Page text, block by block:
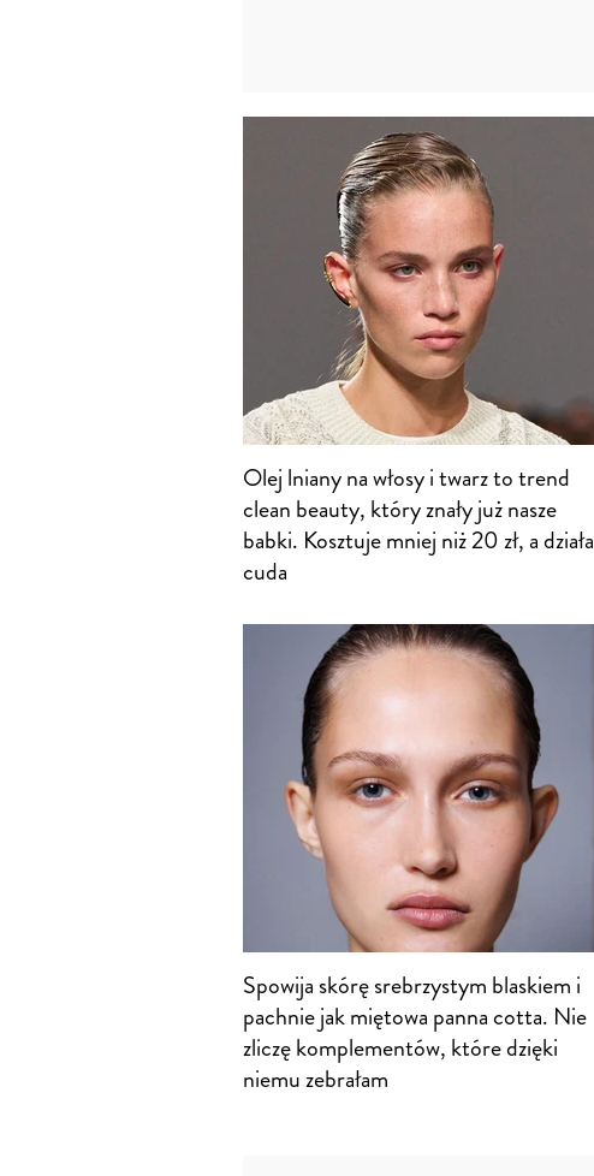
Olej lniany na włosy i twarz to trend
clean beauty, który znały już nasze
babki. Kosztuje mniej niż 20 zł, a działa
cuda
Spowija skórę srebrzystym blaskiem i
pachnie jak miętowa panna cotta. Nie
zliczę komplementów, które dzięki
niemu zebrałam